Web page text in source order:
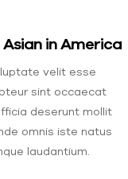
in America
velit esse
sint occaecat
deserunt mollit
omnis iste natus
laudantium.